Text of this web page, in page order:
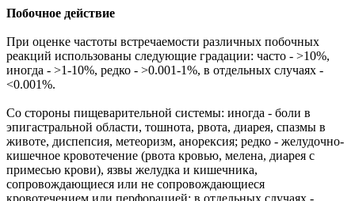
Побочное действие
При оценке частоты встречаемости различных побочных
реакций использованы следующие градации: часто - >10%,
иногда - >1-10%, редко - >0.001-1%, в отдельных случаях -
<0.001%.
Со стороны пищеварительной системы: иногда - боли в
эпигастральной области, тошнота, рвота, диарея, спазмы в
животе, диспепсия, метеоризм, анорексия; редко - желудочно-
кишечное кровотечение (рвота кровью, мелена, диарея с
примесью крови), язвы желудка и кишечника,
сопровождающиеся или не сопровождающиеся
кровотечением или перфорацией; в отдельных случаях -